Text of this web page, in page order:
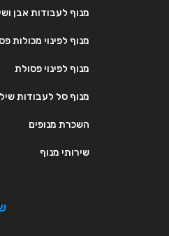
מנוף לעבודות אבן
מנוף לפינוי מכולות
מנוף לפינוי פסולת
מנוף סל לעבודות
השכרת מנופים
שירותי מנוף